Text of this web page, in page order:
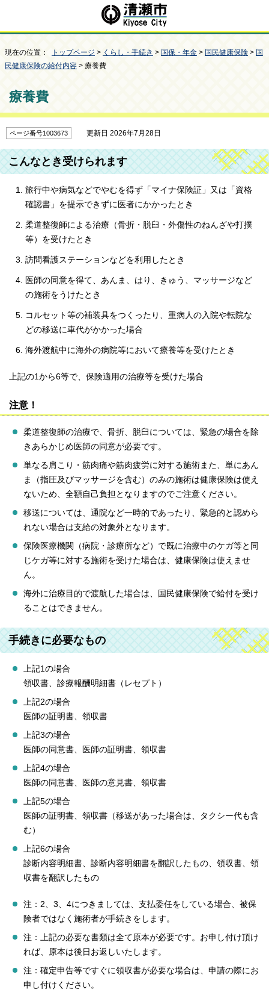
現在の位置： トップページ > くらし・手続き > 国保・年金 > 国民健康保険 > 国
民健康保険の給付内容 > 療養費
療養費
ページ番号1003673 更新日 2026年7月28日
こんなとき受けられます
旅行中や病気などでやむを得ず「マイナ保険証」又は「資格
確認書」を提示できずに医者にかかったとき
柔道整復師による治療（骨折・脱臼・外傷性のねんざや打撲
等）を受けたとき
訪問看護ステーションなどを利用したとき
医師の同意を得て、あんま、はり、きゅう、マッサージなど
の施術をうけたとき
コルセット等の補装具をつくったり、重病人の入院や転院な
どの移送に車代がかかった場合
海外渡航中に海外の病院等において療養等を受けたとき
上記の1から6等で、保険適用の治療等を受けた場合
注意！
柔道整復師の治療で、骨折、脱臼については、緊急の場合を除
きあらかじめ医師の同意が必要です。
単なる肩こり・筋肉痛や筋肉疲労に対する施術また、単にあん
ま（指圧及びマッサージを含む）のみの施術は健康保険は使え
ないため、全額自己負担となりますのでご注意ください。
移送については、通院など一時的であったり、緊急的と認めら
れない場合は支給の対象外となります。
保険医療機関（病院・診療所など）で既に治療中のケガ等と同
じケガ等に対する施術を受けた場合は、健康保険は使えませ
ん。
海外に治療目的で渡航した場合は、国民健康保険で給付を受け
ることはできません。
手続きに必要なもの
上記1の場合
領収書、診療報酬明細書（レセプト）
上記2の場合
医師の証明書、領収書
上記3の場合
医師の同意書、医師の証明書、領収書
上記4の場合
医師の同意書、医師の意見書、領収書
上記5の場合
医師の証明書、領収書（移送があった場合は、タクシー代も含
む）
上記6の場合
診断内容明細書、診断内容明細書を翻訳したもの、領収書、領
収書を翻訳したもの
注：2、3、4につきましては、支払委任をしている場合、被保
険者ではなく施術者が手続きをします。
注：上記の必要な書類は全て原本が必要です。お申し付け頂け
れば、原本は後日お返しいたします。
注：確定申告等ですぐに領収書が必要な場合は、申請の際にお
申し付けください。